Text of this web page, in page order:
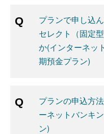
プランで申し込
セレクト（固定
か(インターネッ
期預金プラン)
プランの申込方
ーネットバンキ
ン)